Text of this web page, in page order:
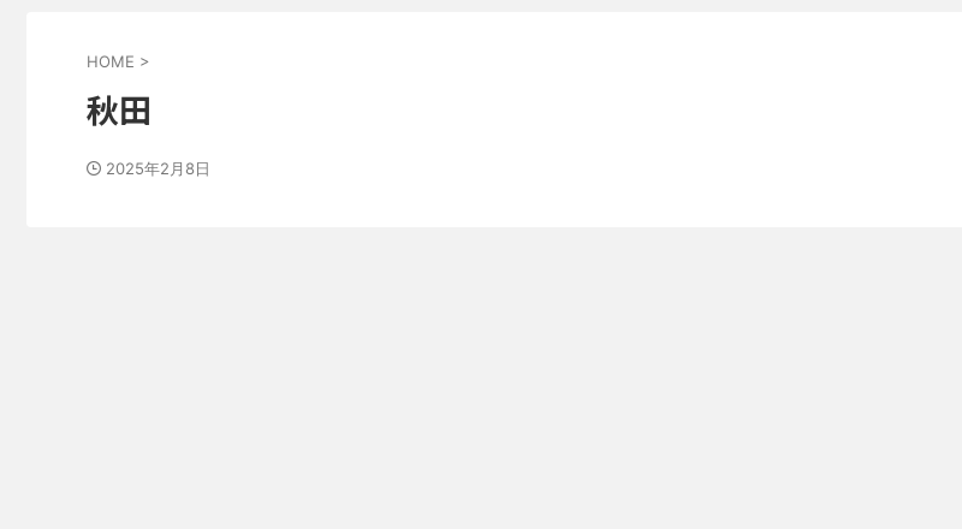
HOME >
秋田
2025年2月8日